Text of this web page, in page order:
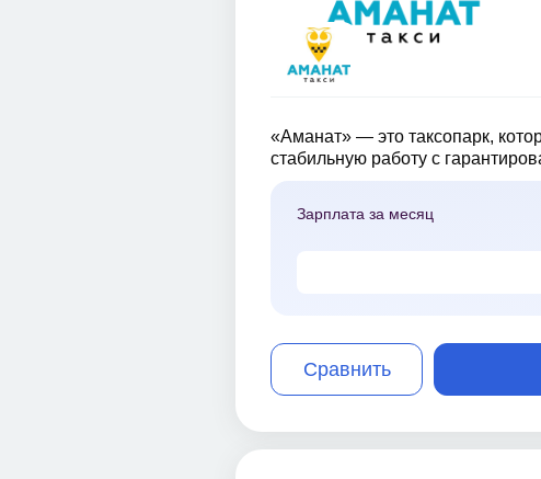
«Аманат» — это таксопарк,
стабильную работу с
Зарплата за месяц
Сравнить